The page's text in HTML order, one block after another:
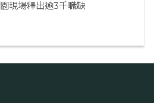
園現場釋出逾3千職缺